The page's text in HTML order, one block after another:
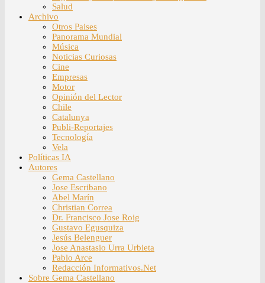
Salud
Archivo
Otros Paises
Panorama Mundial
Música
Noticias Curiosas
Cine
Empresas
Motor
Opinión del Lector
Chile
Catalunya
Publi-Reportajes
Tecnología
Vela
Políticas IA
Autores
Gema Castellano
Jose Escribano
Abel Marín
Christian Correa
Dr. Francisco Jose Roig
Gustavo Egusquiza
Jesús Belenguer
Jose Anastasio Urra Urbieta
Pablo Arce
Redacción Informativos.Net
Sobre Gema Castellano